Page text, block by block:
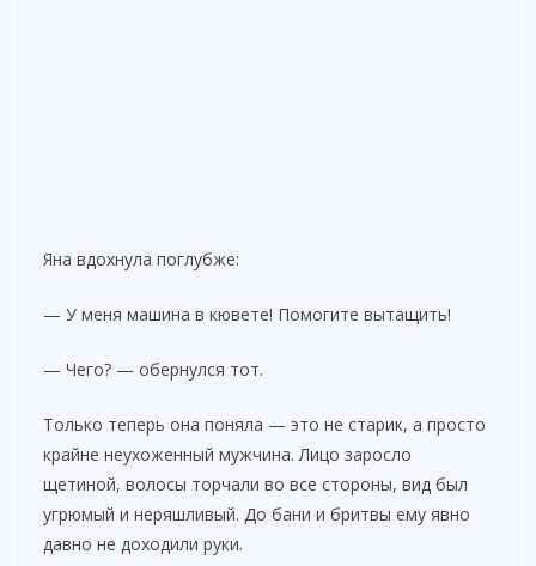
Яна вдохнула поглубже:
— У меня машина в кювете! Помогите вытащить!
— Чего? — обернулся тот.
Только теперь она поняла — это не старик, а просто
крайне неухоженный мужчина. Лицо заросло
щетиной, волосы торчали во все стороны, вид был
угрюмый и неряшливый. До бани и бритвы ему явно
давно не доходили руки.